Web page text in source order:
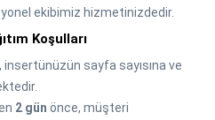
ekibimiz hizmetinizdedir.
Koşulları
insertünüzün sayfa sayısına ve
2 gün önce, müşteri